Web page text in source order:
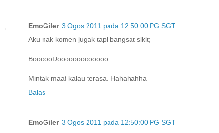
EmoGiler 3 Ogos 2011 pada 12:50:00 PG SGT
Aku nak komen jugak tapi bangsat sikit;
BoooooDooooooooooooo
Mintak maaf kalau terasa. Hahahahha
Balas
EmoGiler 3 Ogos 2011 pada 12:50:00 PG SGT